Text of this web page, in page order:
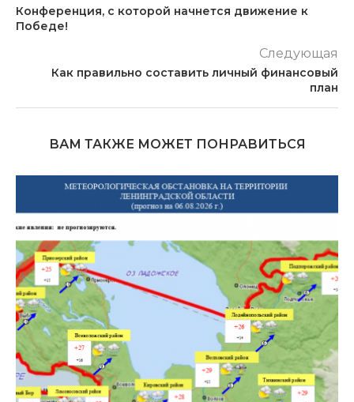
Конференция, с которой начнется движение к
Победе!
Следующая
Как правильно составить личный финансовый
план
ВАМ ТАКЖЕ МОЖЕТ ПОНРАВИТЬСЯ